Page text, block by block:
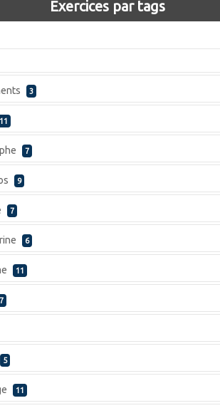
Exercices par tags
3
11
7
9
7
6
11
7
5
11